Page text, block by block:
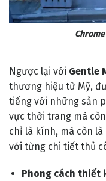
Ngược lại với Gentle
thương hiệu từ Mỹ,
tiếng với những sản
vực thời trang mà
chỉ là kính, mà còn
với từng chi tiết thủ
Phong cách thiết